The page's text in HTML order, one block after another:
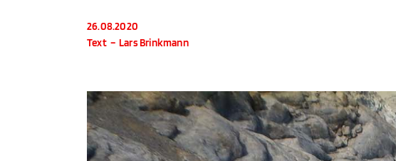
26.08.2020
Text – Lars Brinkmann